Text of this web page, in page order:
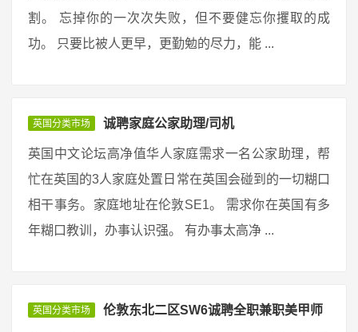
割。 忘掉你的一次次失败，但不要健忘你攫取的成
功。 只要比被人更早，更勤勉的尽力，能 ...
英国分类市场 诚聘家庭公家助理/司机
英国中文论坛高净值华人家庭需求一名公家助理，帮
忙在英国的3人家庭处置日常在英国会碰到的一切糊口
相干事务。家庭地址在伦敦SE1。 需求你在英国有多
年糊口教训，办事认识强。 有办事太高净 ...
英国分类市场 伦敦东北二区SW6诚聘全职兼职美甲师